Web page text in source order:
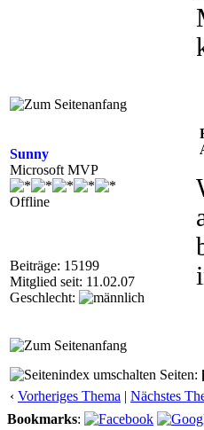
Sunny
Microsoft MVP
Offline
Beiträge: 15199
Mitglied seit: 11.02.07
Geschlecht:
Seiten:
‹ Vorheriges Thema | Nächstes
Bookmarks: